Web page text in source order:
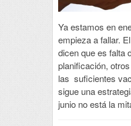
Ya estamos en
empieza a fallar.
dicen que es falta
planificación,
las suficientes
sigue una
junio no está la